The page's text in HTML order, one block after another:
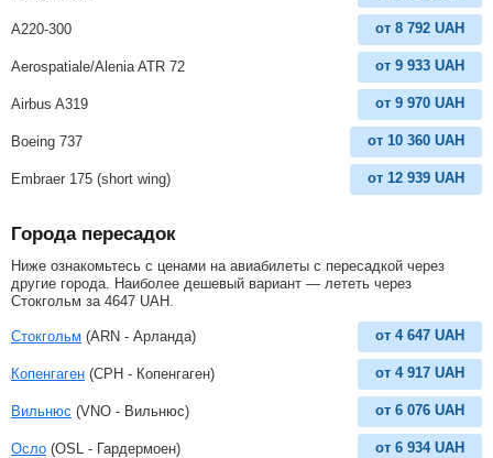
A220-300 от 8 792 UAH
Aerospatiale/Alenia ATR 72 от 9 933 UAH
Airbus A319 от 9 970 UAH
Boeing 737 от 10 360 UAH
Embraer 175 (short wing) от 12 939 UAH
Города пересадок
Ниже ознакомьтесь с ценами на авиабилеты с пересадкой через
другие города. Наиболее дешевый вариант — лететь через
Стокгольм за 4647 UAH
Стокгольм (ARN - Арланда) от 4 647 UAH
Копенгаген (CPH - Копенгаген) от 4 917 UAH
Вильнюс (VNO - Вильнюс) от 6 076 UAH
Осло (OSL - Гардермоен) от 6 934 UAH